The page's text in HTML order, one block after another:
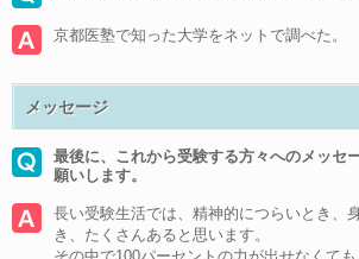
京都医塾で知った大学をネットで調べた。
メッセージ
最後に、これから受験する方々へのメッセ
願いします。
長い受験生活では、精神的につらいとき、
き、たくさんあると思います。